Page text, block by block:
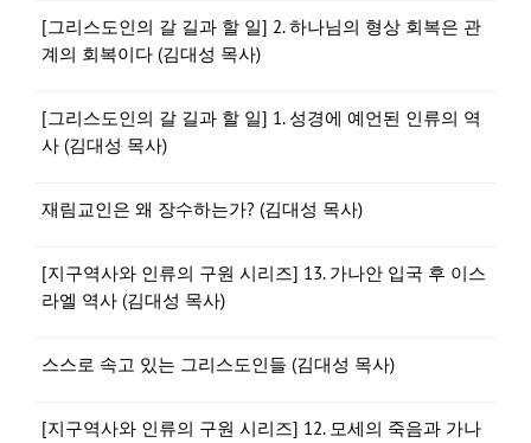
[그리스도인의 갈 길과 할 일] 2. 하나님의 형상 회복은 관
계의 회복이다 (김대성 목사)
[그리스도인의 갈 길과 할 일] 1. 성경에 예언된 인류의 역
사 (김대성 목사)
재림교인은 왜 장수하는가? (김대성 목사)
[지구역사와 인류의 구원 시리즈] 13. 가나안 입국 후 이스
라엘 역사 (김대성 목사)
스스로 속고 있는 그리스도인들 (김대성 목사)
[지구역사와 인류의 구원 시리즈] 12. 모세의 죽음과 가나